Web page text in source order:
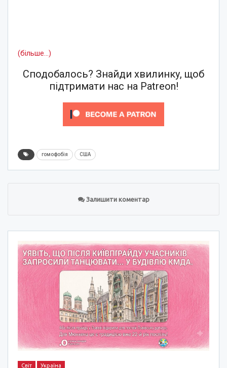
(більше…)
Сподобалось? Знайди хвилинку, щоб
підтримати нас на Patreon!
гомофобія США
Залишити коментар
Світ Україна